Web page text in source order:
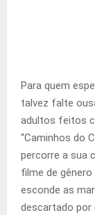
Para quem
talvez falte
adultos feitos
“Caminhos do
percorre a sua
filme de
esconde as
descartado por